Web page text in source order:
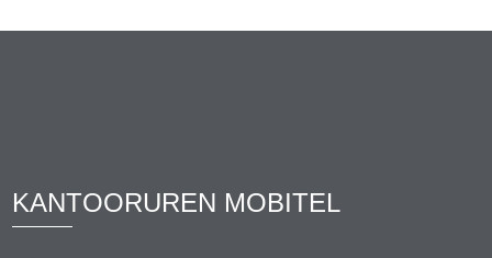
KANTOORUREN MOBITEL